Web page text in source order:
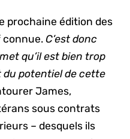
prochaine édition des
connue.C’est donc
qu’il est bien trop
du potentiel de cette
James,
sous contrats
– desquels ils